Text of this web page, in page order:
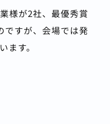
様が2社、最優秀賞
ですが、会場では発
ます。